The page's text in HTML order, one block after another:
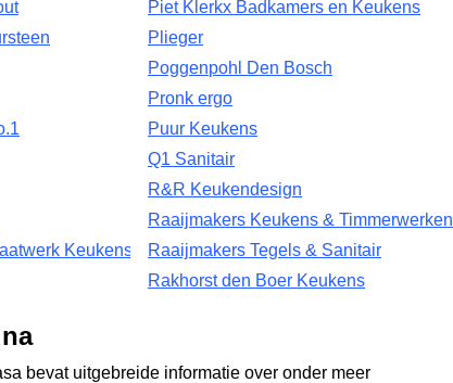
Keukens
Piet Klerkx Badkamers en Keukens
Plieger
Poggenpohl Den Bosch
Pronk ergo
Puur Keukens
Q1 Sanitair
R&R Keukendesign
Raaijmakers Keukens & Timmerwerken
Raaijmakers Tegels & Sanitair
Rakhorst den Boer Keukens
bevat uitgebreide informatie over onder meer